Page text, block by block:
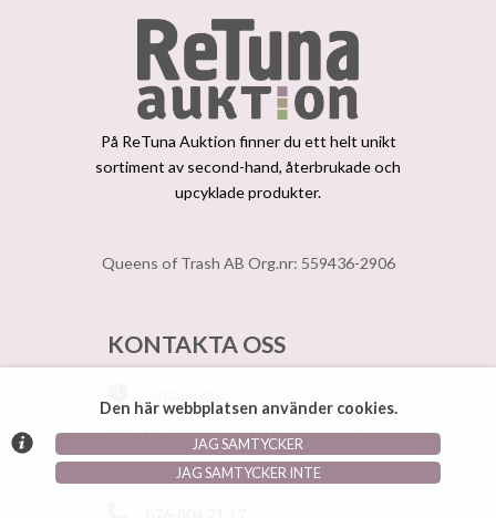
På ReTuna Auktion finner du ett helt unikt
sortiment av second-hand, återbrukade och
upcyklade produkter.
Queens of Trash AB Org.nr: 559436-2906
KONTAKTA OSS
Mån 11-16 & Ons 14-18 ojämnaveckor
info@retunaauktion.se
Den här webbplatsen använder cookies.
JAG SAMTYCKER
JAG SAMTYCKER INTE